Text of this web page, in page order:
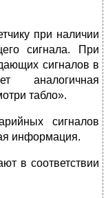
при наличии
сигнала. При
сигналов в
аналогичная
табло».
сигналов
информация.
в соответствии